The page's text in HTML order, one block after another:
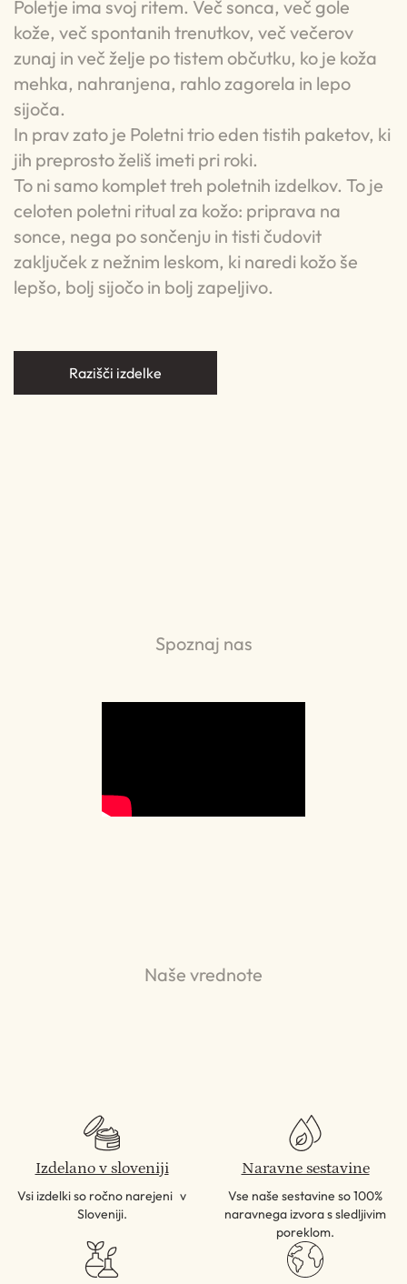
Poletje ima svoj ritem. Več sonca, več gole
kože, več spontanih trenutkov, več večerov
zunaj in več želje po tistem občutku, ko je koža
mehka, nahranjena, rahlo zagorela in lepo
sijoča.
In prav zato je Poletni trio eden tistih paketov, ki
jih preprosto želiš imeti pri roki.
To ni samo komplet treh poletnih izdelkov. To je
celoten poletni ritual za kožo: priprava na
sonce, nega po sončenju in tisti čudovit
zaključek z nežnim leskom, ki naredi kožo še
lepšo, bolj sijočo in bolj zapeljivo.
Razišči izdelke
Spoznaj nas
Naše vrednote
Izdelano v sloveniji
Vsi izdelki so ročno narejeni v
Sloveniji.
Naravne sestavine
Vse naše sestavine so 100%
naravnega izvora s sledljivim
poreklom.